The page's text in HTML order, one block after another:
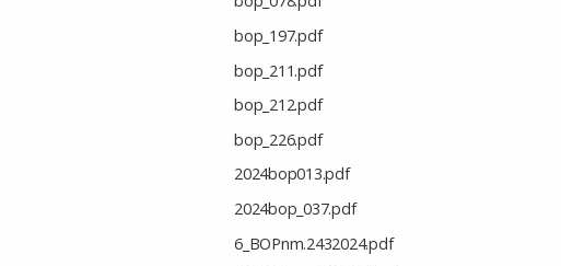
bop_197.pdf
bop_211.pdf
bop_212.pdf
bop_226.pdf
2024bop013.pdf
2024bop_037.pdf
6_BOPnm.2432024.pdf